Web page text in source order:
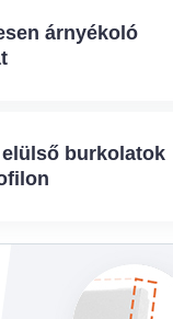
árnyékoló
burkolatok